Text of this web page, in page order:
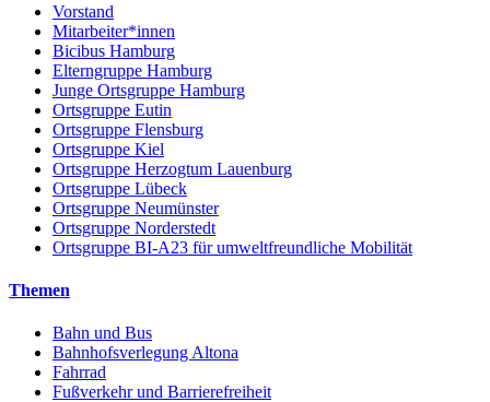
Vorstand
Mitarbeiter*innen
Bicibus Hamburg
Elterngruppe Hamburg
Junge Ortsgruppe Hamburg
Ortsgruppe Eutin
Ortsgruppe Flensburg
Ortsgruppe Kiel
Ortsgruppe Herzogtum Lauenburg
Ortsgruppe Lübeck
Ortsgruppe Neumünster
Ortsgruppe Norderstedt
Ortsgruppe BI-A23 für umweltfreundliche Mobilität
Themen
Bahn und Bus
Bahnhofsverlegung Altona
Fahrrad
Fußverkehr und Barrierefreiheit